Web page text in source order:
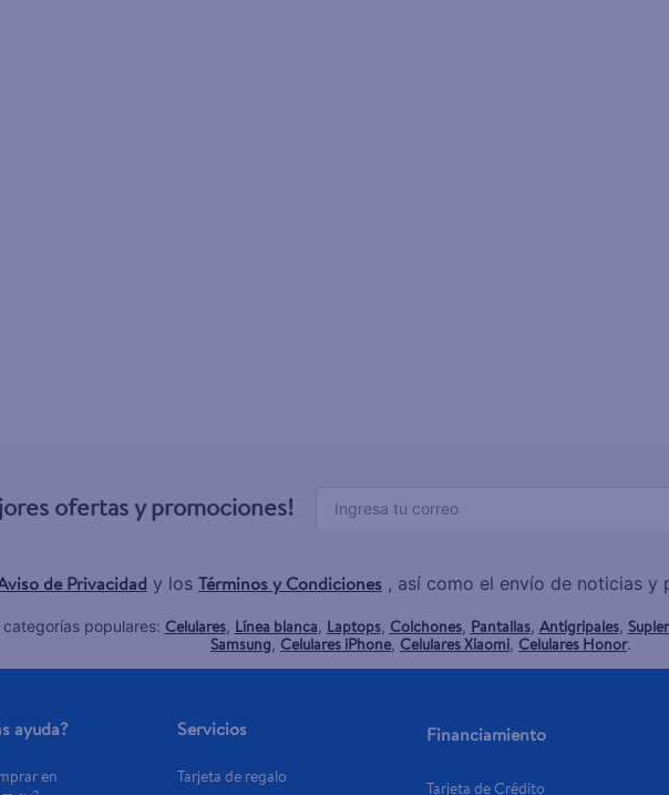
ofertas y promociones!
de Privacidad y los Términos y Condiciones , así como el envío de noticias y
populares: Celulares, Línea blanca, Laptops, Colchones, Pantallas, Antigripales,
Samsung, Celulares iPhone, Celulares Xiaomi, Celulares Honor.
ayuda?
en
Servicios
Tarjeta de regalo
Financiamiento
Tarjeta de Crédito